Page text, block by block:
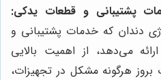
پشتیبانی و قطعات یدکی:
دندان که خدمات پشتیبانی و
می‌دهد، از اهمیت بالایی
هرگونه مشکل در تجهیزات،